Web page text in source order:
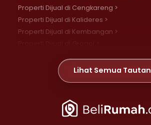
Properti Dijual di Cengkareng >
Properti Dijual di Kalideres >
Properti Dijual di Kembangan >
Properti Dijual di Meruya >
Properti Dijual di Jelambar >
Properti Dijual di Jakarta Pusat >
Lihat Semua Tautan